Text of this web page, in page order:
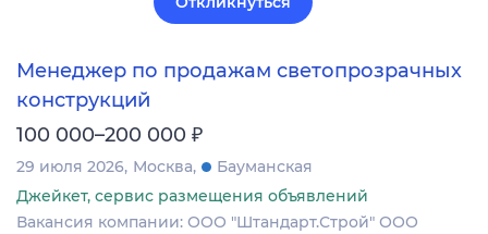
Менеджер по продажам светопрозрачных
конструкций
100 000–200 000 ₽
29 июля 2026 Москва
Бауманская
Джейкет, сервис размещения объявлений
Вакансия компании: ООО "Штандарт.Строй" ООО